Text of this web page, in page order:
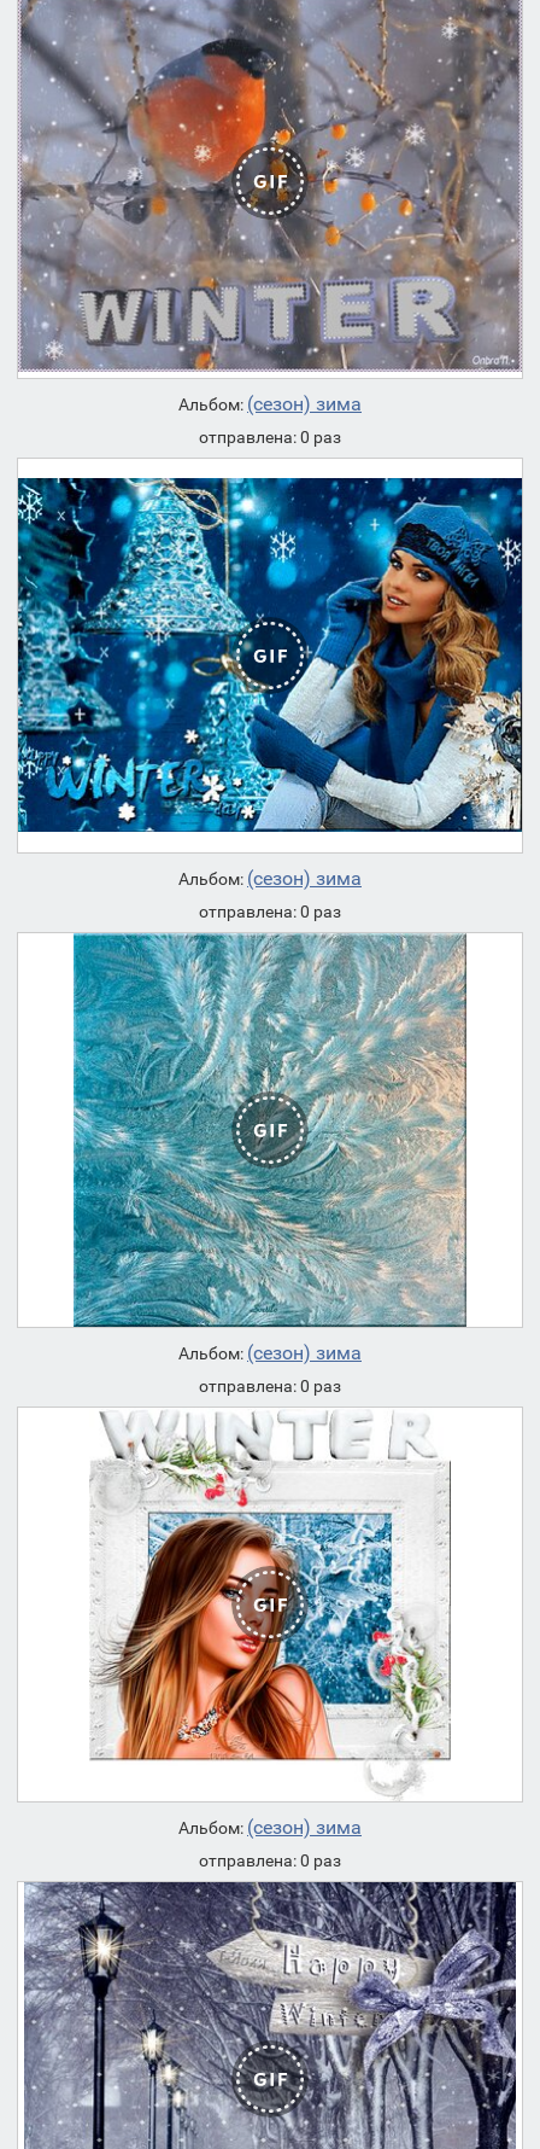
Альбом: (сезон) зима
отправлена: 0 раз
Альбом: (сезон) зима
отправлена: 0 раз
Альбом: (сезон) зима
отправлена: 0 раз
Альбом: (сезон) зима
отправлена: 0 раз